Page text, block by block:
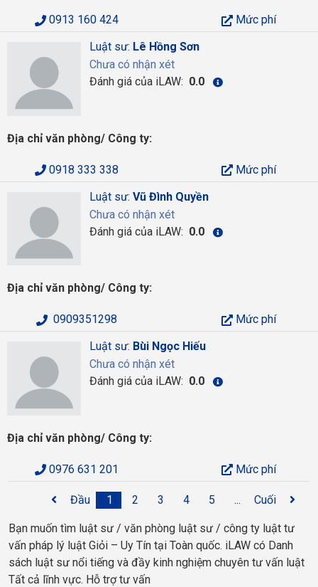
0913 160 424
Mức phí
Luật sư: Lê Hồng Sơn
Chưa có nhận xét
Đánh giá của iLAW: 0.0
Địa chỉ văn phòng/ Công ty:
0918 333 338
Mức phí
Luật sư: Vũ Đình Quyền
Chưa có nhận xét
Đánh giá của iLAW: 0.0
Địa chỉ văn phòng/ Công ty:
0909351298
Mức phí
Luật sư: Bùi Ngọc Hiếu
Chưa có nhận xét
Đánh giá của iLAW: 0.0
Địa chỉ văn phòng/ Công ty:
0976 631 201 Mức phí
Đầu 1 2 3 4 5 ... Cuối
Bạn muốn tìm luật sư / văn phòng luật sư / công ty luật tư
vấn pháp lý luật Giỏi – Uy Tín tại Toàn quốc. iLAW có Danh
sách luật sư nổi tiếng và đầy kinh nghiệm chuyên tư vấn luật
Tất cả lĩnh vực. Hỗ trợ tư vấn